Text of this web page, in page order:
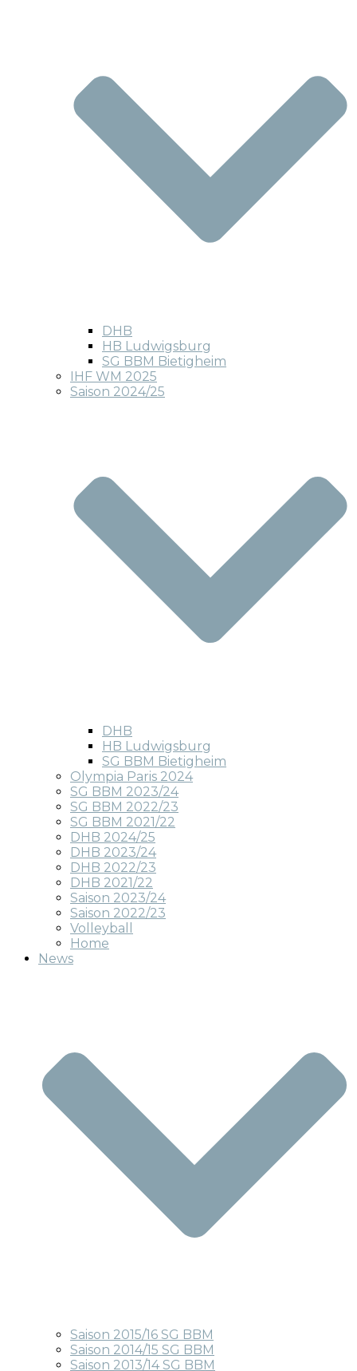
DHB
HB Ludwigsburg
SG BBM Bietigheim
IHF WM 2025
Saison 2024/25
DHB
HB Ludwigsburg
SG BBM Bietigheim
Olympia Paris 2024
SG BBM 2023/24
SG BBM 2022/23
SG BBM 2021/22
DHB 2024/25
DHB 2023/24
DHB 2022/23
DHB 2021/22
Saison 2023/24
Saison 2022/23
Volleyball
Home
News
Saison 2015/16 SG BBM
Saison 2014/15 SG BBM
Saison 2013/14 SG BBM